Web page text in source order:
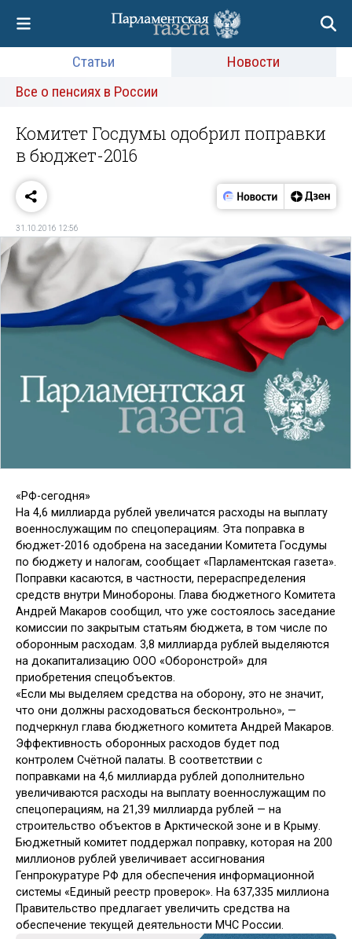
Статьи
Новости
Все о пенсиях в России
Комитет Госдумы одобрил поправки
в бюджет-2016
31.10.2016 12:56
«РФ-сегодня»
На 4,6 миллиарда рублей увеличатся расходы на выплату
военнослужащим по спецоперациям. Эта поправка в
бюджет-2016 одобрена на заседании Комитета Госдумы
по бюджету и налогам, сообщает «Парламентская газета».
Поправки касаются, в частности, перераспределения
средств внутри Минобороны. Глава бюджетного Комитета
Андрей Макаров сообщил, что уже состоялось заседание
комиссии по закрытым статьям бюджета, в том числе по
оборонным расходам. 3,8 миллиарда рублей выделяются
на докапитализацию ООО «Оборонстрой» для
приобретения спецобъектов.
«Если мы выделяем средства на оборону, это не значит,
что они должны расходоваться бесконтрольно», —
подчеркнул глава бюджетного комитета Андрей Макаров.
Эффективность оборонных расходов будет под
контролем Счётной палаты. В соответствии с
поправками на 4,6 миллиарда рублей дополнительно
увеличиваются расходы на выплату военнослужащим по
спецоперациям, на 21,39 миллиарда рублей — на
строительство объектов в Арктической зоне и в Крыму.
Бюджетный комитет поддержал поправку, которая на 200
миллионов рублей увеличивает ассигнования
Генпрокуратуре РФ для обеспечения информационной
системы «Единый реестр проверок». На 637,335 миллиона
Правительство предлагает увеличить средства на
обеспечение текущей деятельности МЧС России.